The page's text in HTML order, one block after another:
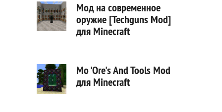
Мод на современное
оружие [Techguns Mod]
для Minecraft
Mo 'Ore's And Tools Mod
для Minecraft